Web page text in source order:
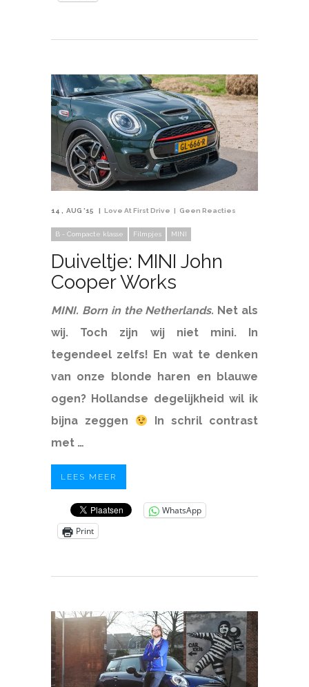
14 AUG '15 Love At First Drive Geen Reacties
B - Compacte klasse Filmpjes MINI
Duiveltje: MINI John
Cooper Works
MINI. Born in the Netherlands. Net als
wij. Toch zijn wij niet mini. In
tegendeel zelfs! En wat te denken
van onze blonde haren en blauwe
ogen? Hollandse degelijkheid wil ik
bijna zeggen
In schril contrast
met …
LEES MEER
WhatsApp
Print